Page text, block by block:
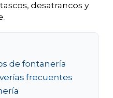
desatrancos y
de fontanería
frecuentes